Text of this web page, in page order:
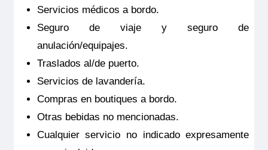
Servicios médicos a bordo.
Seguro de viaje y seguro de
anulación/equipajes.
Traslados al/de puerto.
Servicios de lavandería.
Compras en boutiques a bordo.
Otras bebidas no mencionadas.
Cualquier servicio no indicado expresamente